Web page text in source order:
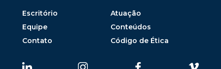
Escritório
Atuação
Equipe
Conteúdos
Contato
Código de Ética